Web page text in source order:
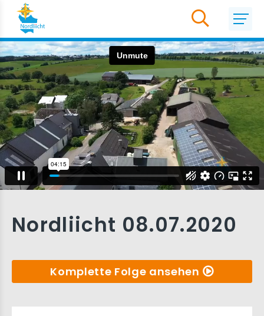
Nordliicht 08.07.2020
Komplette Folge ansehen